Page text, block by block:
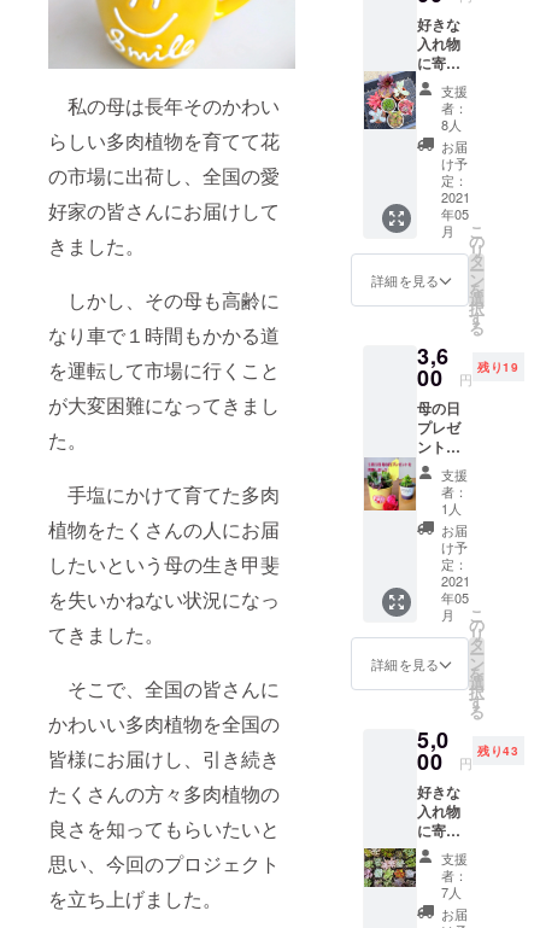
私の母は長年そのかわい
らしい多肉植物を育てて花
の市場に出荷し、全国の愛
好家の皆さんにお届けして
きました。
しかし、その母も高齢に
なり車で１時間もかかる道
を運転して市場に行くこと
が大変困難になってきまし
た。
手塩にかけて育てた多肉
植物をたくさんの人にお届
したいという母の生き甲斐
を失いかねない状況になっ
てきました。
そこで、全国の皆さんに
かわいい多肉植物を全国の
皆様にお届けし、引き続き
たくさんの方々多肉植物の
良さを知ってもらいたいと
思い、今回のプロジェクト
を立ち上げました。
好きな
入れ物
に寄せ
植えを
作って
くださ
い！ 多
肉植物7
種セッ
ト＋オ
リジナ
ル多肉
植物用
土
500ml
育て方
き 多肉
植物の
種類は
画像と
は異な
りま
す。 こ
ちらで7
種類選
んで送
りま
す。
支援
者：
8人
お届
け予
定：
2021
年05
月
詳細を見る
こ
の
リ
タ
ー
ン
を
選
択
す
る
3,6
00 円
残り19
母の日
プレゼ
ント
多肉植
物の寄
植え１
鉢＋鉢
植え１
鉢セッ
ト。５
月５日
に発送
しま
す。 寄
植えサ
イズ 直
ンチ×高
さ20セ
ンチ。3
種類入
り。 鉢
植えサ
イズ直
径11セ
ンチ。1
種類入
支援
者：
1人
お届
け予
定：
2021
年05
月
詳細を見る
こ
の
リ
タ
ー
ン
を
選
択
す
る
5,0
00 円
残り43
好きな
入れ物
に寄せ
植えを
作って
くださ
い！ 多
支援
者：
7人
お届